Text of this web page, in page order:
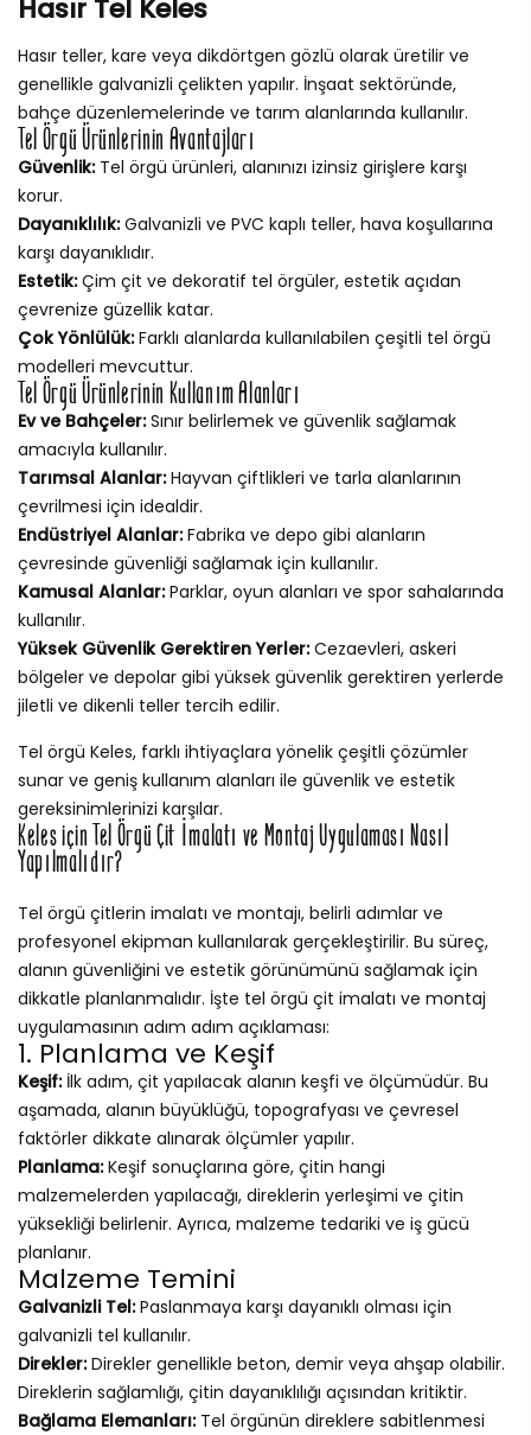
Hasır Tel Keles
Hasır teller, kare veya dikdörtgen gözlü olarak üretilir ve
genellikle galvanizli çelikten yapılır. İnşaat sektöründe,
bahçe düzenlemelerinde ve tarım alanlarında kullanılır.
Tel Örgü Ürünlerinin Avantajları
Güvenlik:Tel örgü ürünleri, alanınızı izinsiz girişlere karşı
korur.
Dayanıklılık:Galvanizli ve PVC kaplı teller, hava koşullarına
karşı dayanıklıdır.
Estetik:Çim çit ve dekoratif tel örgüler, estetik açıdan
çevrenize güzellik katar.
Çok Yönlülük:Farklı alanlarda kullanılabilen çeşitli tel örgü
modelleri mevcuttur.
Tel Örgü Ürünlerinin Kullanım Alanları
Ev ve Bahçeler:Sınır belirlemek ve güvenlik sağlamak
amacıyla kullanılır.
Tarımsal Alanlar:Hayvan çiftlikleri ve tarla alanlarının
çevrilmesi için idealdir.
Endüstriyel Alanlar:Fabrika ve depo gibi alanların
çevresinde güvenliği sağlamak için kullanılır.
Kamusal Alanlar:Parklar, oyun alanları ve spor sahalarında
kullanılır.
Yüksek Güvenlik Gerektiren Yerler:Cezaevleri, askeri
bölgeler ve depolar gibi yüksek güvenlik gerektiren yerlerde
jiletli ve dikenli teller tercih edilir.
Tel örgü Keles, farklı ihtiyaçlara yönelik çeşitli çözümler
sunar ve geniş kullanım alanları ile güvenlik ve estetik
gereksinimlerinizi karşılar.
Keles için Tel Örgü Çit İmalatı ve Montaj Uygulaması Nasıl
Yapılmalıdır?
Tel örgü çitlerin imalatı ve montajı, belirli adımlar ve
profesyonel ekipman kullanılarak gerçekleştirilir. Bu süreç,
alanın güvenliğini ve estetik görünümünü sağlamak için
dikkatle planlanmalıdır. İşte tel örgü çit imalatı ve montaj
uygulamasının adım adım açıklaması:
1. Planlama ve Keşif
Keşif:İlk adım, çit yapılacak alanın keşfi ve ölçümüdür. Bu
aşamada, alanın büyüklüğü, topografyası ve çevresel
faktörler dikkate alınarak ölçümler yapılır.
Planlama:Keşif sonuçlarına göre, çitin hangi
malzemelerden yapılacağı, direklerin yerleşimi ve çitin
yüksekliği belirlenir. Ayrıca, malzeme tedariki ve iş gücü
planlanır.
Malzeme Temini
Galvanizli Tel:Paslanmaya karşı dayanıklı olması için
galvanizli tel kullanılır.
Direkler:Direkler genellikle beton, demir veya ahşap olabilir.
Direklerin sağlamlığı, çitin dayanıklılığı açısından kritiktir.
Bağlama Elemanları:Tel örgünün direklere sabitlenmesi